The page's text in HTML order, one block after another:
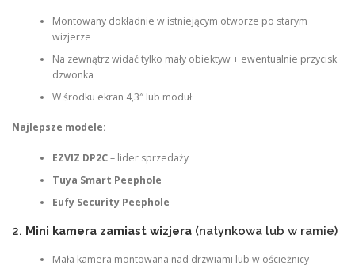
Montowany dokładnie w istniejącym otworze po starym
wizjerze
Na zewnątrz widać tylko mały obiektyw + ewentualnie przycisk
dzwonka
W środku ekran 4,3″ lub moduł
Najlepsze modele:
EZVIZ DP2C– lider sprzedaży
Tuya Smart Peephole
Eufy Security Peephole
2. Mini kamera zamiast wizjera (natynkowa lub w ramie)
Mała kamera montowana nad drzwiami lub w ościeżnicy